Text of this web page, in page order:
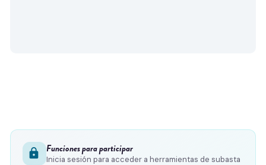
lock Funciones para participar
Inicia sesión para acceder a herramientas de subasta